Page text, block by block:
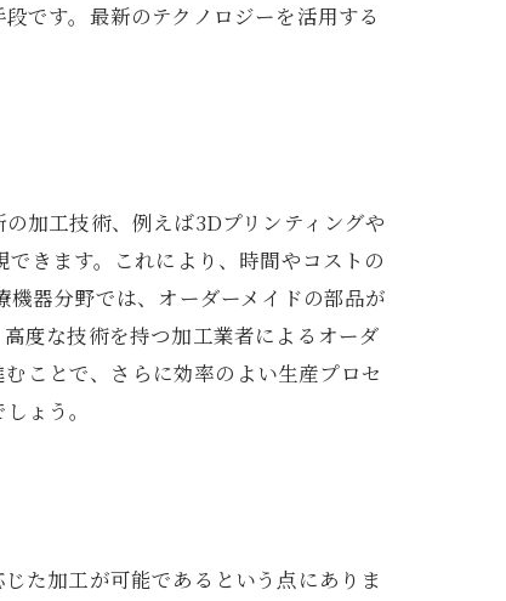
です。最新のテクノロジーを活用する
加工技術、例えば3Dプリンティングや
きます。これにより、時間やコストの
器分野では、オーダーメイドの部品が
度な技術を持つ加工業者によるオーダ
ことで、さらに効率のよい生産プロセ
ょう。
た加工が可能であるという点にありま